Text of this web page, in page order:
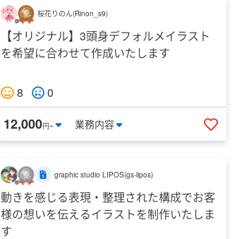
桜花りのん(Rinon_s9)
【オリジナル】3頭身デフォルメイラスト
を希望に合わせて作成いたします
8 0
12,000円~ 業務内容 いいね
graphic studio LIPOS(gs-lipos)
動きを感じる表現・整理された構成でお客
様の想いを伝えるイラストを制作いたしま
す